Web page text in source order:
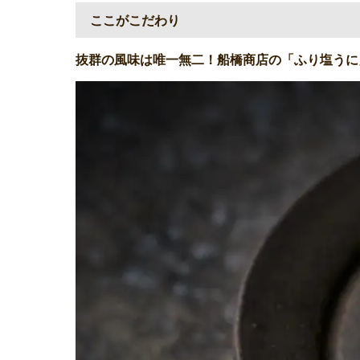
ここがこだわり
抜群の風味は唯一無二！船橋商店の「ふり塩う